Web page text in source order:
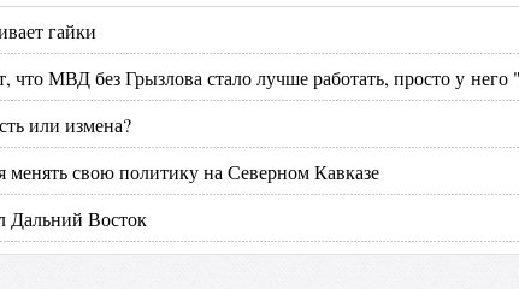
гайки
что МВД без Грызлова стало лучше работать, просто у
или измена?
свою политику на Северном Кавказе
Дальний Восток